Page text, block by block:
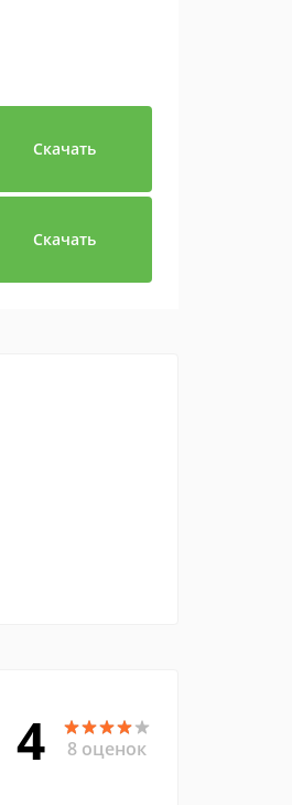
Скачать
Скачать
4 8 оценок